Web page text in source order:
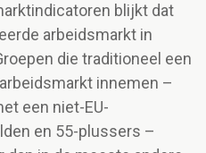
blijkt dat
arbeidsmarkt in
die traditioneel een
innemen –
een niet-EU-
en 55-plussers –